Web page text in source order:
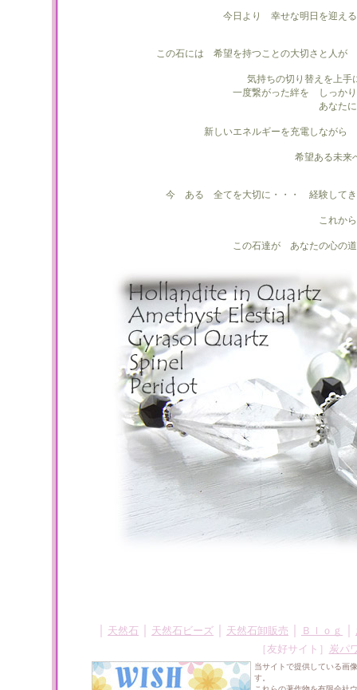
今日より 幸せな明日を迎え
この石には 希望を持つことの大切さと人が
気持ちの切り替えを上
一度繋がった絆を しっか
あなた
新しいエネルギーを充電しなが
希望ある未来
今 ある 全てを大切に・・・ 経験してき
これか
この石達が あなたの心の
天然石 天然石ビーズ 天然石卸販売 Ｂｌｏｇ
［友好サイト］ 炭パ
当サイトで提供している画
す。